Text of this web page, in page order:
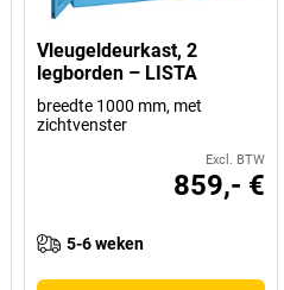
Vleugeldeurkast, 2
legborden – LISTA
breedte 1000 mm, met
zichtvenster
Excl. BTW
859,- €
5-6 weken